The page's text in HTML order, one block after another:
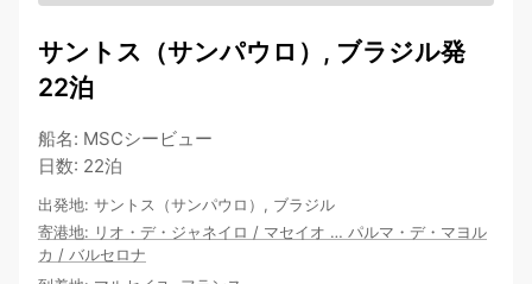
サントス（サンパウロ）, ブラジル発
22泊
船名: MSCシービュー
日数: 22泊
出発地: サントス（サンパウロ）, ブラジル
寄港地: リオ・デ・ジャネイロ / マセイオ … パルマ・デ・マヨル
カ / バルセロナ